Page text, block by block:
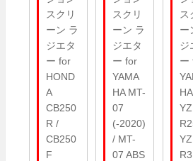
スクリ
ーン ラ
ジエタ
ー for
HOND
A
CB250
R /
CB250
F
スクリ
ーン ラ
ジエタ
ー for
YAMA
HA MT-
07
(-2020)
/ MT-
07 ABS
ス
ー
ジ
ー
HA
R3